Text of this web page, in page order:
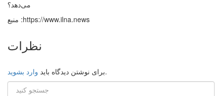
منبع :https://www.ilna.news
نظرات
برای نوشتن دیدگاه باید وارد بشوید .